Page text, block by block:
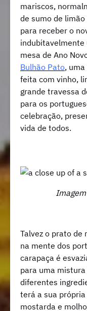
mariscos,
de sumo de
para receber o
indubitavelmente
mesa de Ano
Bulhão Pato,
feita com vinho,
grande travessa
para os
celebração,
vida de todos.
Talvez o prato de
na mente dos
carapaça é
para uma
diferentes
terá a sua
mostarda e